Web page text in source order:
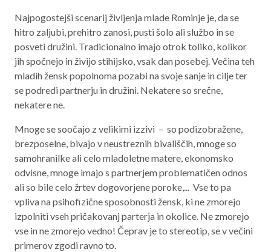
Najpogostejši scenarij življenja mlade Rominje je, da se
hitro zaljubi, prehitro zanosi, pusti šolo ali službo in se
posveti družini. Tradicionalno imajo otrok toliko, kolikor
jih spočnejo in živijo stihijsko, vsak dan posebej. Večina teh
mladih žensk popolnoma pozabi na svoje sanje in cilje ter
se podredi partnerju in družini. Nekatere so srečne,
nekatere ne.
Mnoge se soočajo z velikimi izzivi – so podizobražene,
brezposelne, bivajo v neustreznih bivališčih, mnoge so
samohranilke ali celo mladoletne matere, ekonomsko
odvisne, mnoge imajo s partnerjem problematičen odnos
ali so bile celo žrtev dogovorjene poroke,... Vse to pa
vpliva na psihofizične sposobnosti žensk, ki ne zmorejo
izpolniti vseh pričakovanj parterja in okolice. Ne zmorejo
vse in ne zmorejo vedno! Čeprav je to stereotip, se v večini
primerov zgodi ravno to.